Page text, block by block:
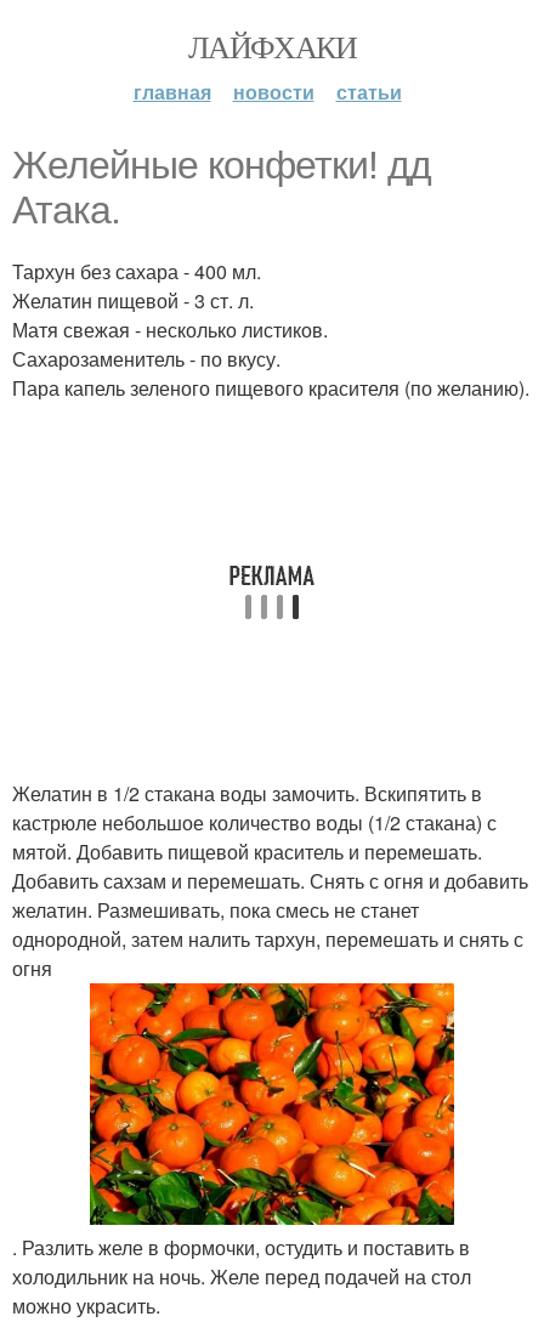
ЛАЙФХАКИ
главная новости статьи
Желейные конфетки! дд
Атака.
Тархун без сахара - 400 мл.
Желатин пищевой - 3 ст. л.
Матя свежая - несколько листиков.
Сахарозаменитель - по вкусу.
Пара капель зеленого пищевого красителя (по желанию).
Желатин в 1/2 стакана воды замочить. Вскипятить в
кастрюле небольшое количество воды (1/2 стакана) с
мятой. Добавить пищевой краситель и перемешать.
Добавить сахзам и перемешать. Снять с огня и добавить
желатин. Размешивать, пока смесь не станет
однородной, затем налить тархун, перемешать и снять с
огня
. Разлить желе в формочки, остудить и поставить в
холодильник на ночь. Желе перед подачей на стол
можно украсить.